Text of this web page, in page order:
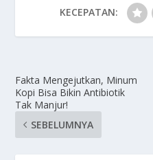
KECEPATAN:
Fakta Mengejutkan, Minum
Kopi Bisa Bikin Antibiotik
Tak Manjur!
SEBELUMNYA